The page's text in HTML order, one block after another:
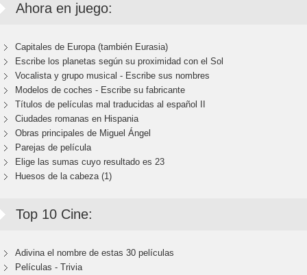
Ahora en juego:
Capitales de Europa (también Eurasia)
Escribe los planetas según su proximidad con el Sol
Vocalista y grupo musical - Escribe sus nombres
Modelos de coches - Escribe su fabricante
Títulos de películas mal traducidas al español II
Ciudades romanas en Hispania
Obras principales de Miguel Ángel
Parejas de película
Elige las sumas cuyo resultado es 23
Huesos de la cabeza (1)
Top 10 Cine:
Adivina el nombre de estas 30 películas
Películas - Trivia